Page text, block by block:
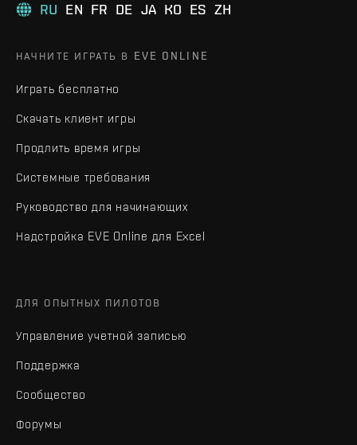
RU EN FR DE JA KO ES ZH
НАЧНИТЕ ИГРАТЬ В EVE ONLINE
Играть бесплатно
Скачать клиент игры
Продлить время игры
Системные требования
Руководство для начинающих
Надстройка EVE Online для Excel
ДЛЯ ОПЫТНЫХ ПИЛОТОВ
Управление учетной записью
Поддержка
Сообщество
Форумы